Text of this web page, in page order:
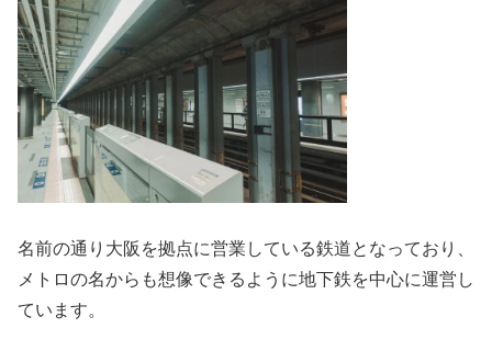
名前の通り大阪を拠点に営業している鉄道となっており、
メトロの名からも想像できるように地下鉄を中心に運営し
ています。